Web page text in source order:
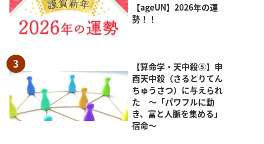
【ageUN】2026年の運
勢！！
【算命学・天中殺⑤】申
酉天中殺（さるとりてん
ちゅうさつ）に与えられ
た ～「パワフルに動
き、富と人脈を集める」
宿命～